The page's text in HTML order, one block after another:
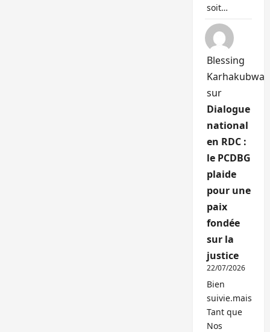
soit…
Blessing
Karhakubwa
sur
Dialogue
national
en RDC :
le PCDBG
plaide
pour une
paix
fondée
sur la
justice
22/07/2026
Bien
suivie.mais
Tant que
Nos